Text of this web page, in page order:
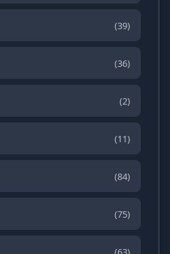
(39)
(36)
(2)
(11)
(84)
(75)